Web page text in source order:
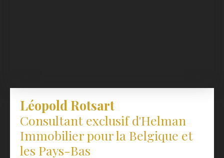
Léopold Rotsart
Consultant exclusif d'Helman
Immobilier pour la Belgique et
les Pays-Bas